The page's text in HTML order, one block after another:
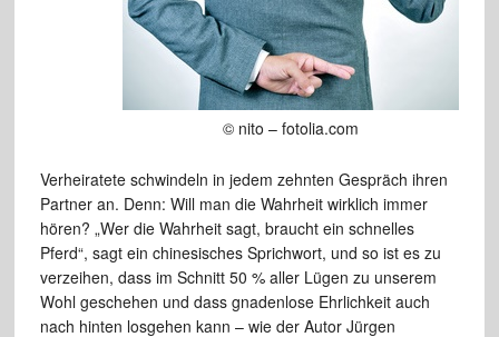
© nito – fotolia.com
Verheiratete schwindeln in jedem zehnten Gespräch ihren
Partner an. Denn: Will man die Wahrheit wirklich immer
hören? „Wer die Wahrheit sagt, braucht ein schnelles
Pferd“, sagt ein chinesisches Sprichwort, und so ist es zu
verzeihen, dass im Schnitt 50 % aller Lügen zu unserem
Wohl geschehen und dass gnadenlose Ehrlichkeit auch
nach hinten losgehen kann – wie der Autor Jürgen